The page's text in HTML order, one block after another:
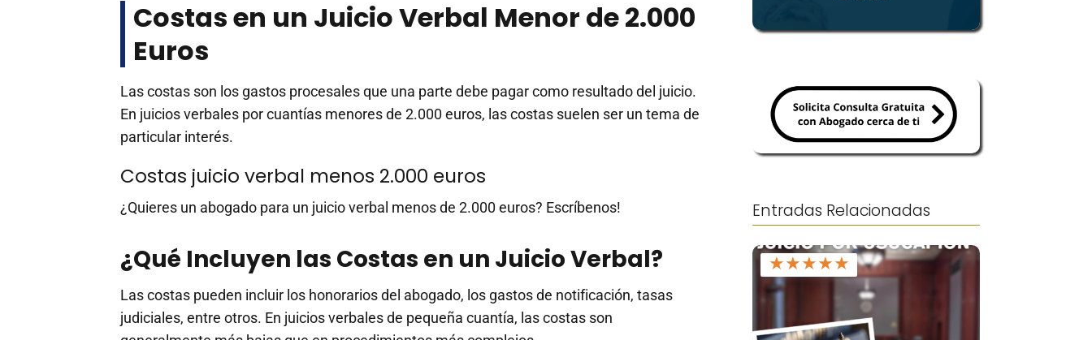
Costas en un Juicio Verbal Menor de 2.000
Euros
Las costas son los gastos procesales que una parte debe pagar como resultado del juicio.
En juicios verbales por cuantías menores de 2.000 euros, las costas suelen ser un tema de
particular interés.
Costas juicio verbal menos 2.000 euros
¿Quieres un abogado para un juicio verbal menos de 2.000 euros? Escríbenos!
¿Qué Incluyen las Costas en un Juicio Verbal?
Las costas pueden incluir los honorarios del abogado, los gastos de notificación, tasas
judiciales, entre otros. En juicios verbales de pequeña cuantía, las costas son
Entradas Relacionadas
★★★★★